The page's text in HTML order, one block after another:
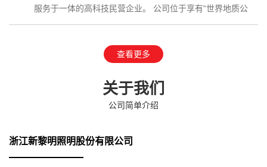
服务于一体的高科技民营企业。 公司位于享有“世界地质公
园”、国家AAAAA级…
查看更多
关于我们
公司简单介绍
浙江新黎明照明股份有限公司